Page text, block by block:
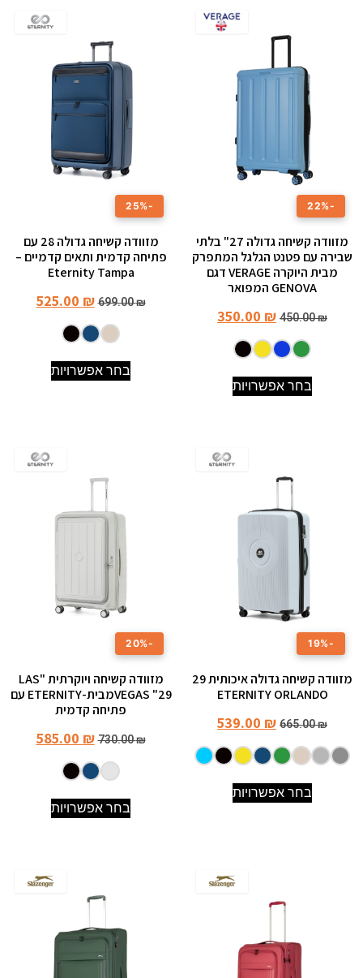
-22%
מזוודה קשיחה גדולה 27" בלתי
שבירה עם פטנט הגלגל המתפרק
מבית היוקרה VERAGE דגם
GENOVA המפואר
450.00₪
350.00 ₪
בחר אפשרויות
-25%
מזוודה קשיחה גדולה ‎28 עם
פתיחה קדמית ותאים קדמיים –
Eternity Tampa
699.00₪
525.00 ₪
בחר אפשרויות
-19%
מזוודה קשיחה גדולה איכותית 29
ETERNITY ORLANDO
665.00₪
539.00 ₪
בחר אפשרויות
-20%
מזוודה קשיחה ויוקרתית "LAS
VEGAS "29מבית-ETERNITY עם
פתיחה קדמית
730.00₪
585.00 ₪
בחר אפשרויות